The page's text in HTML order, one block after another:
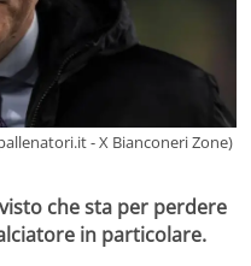
- X Bianconeri Zone)
che sta per perdere
in particolare.